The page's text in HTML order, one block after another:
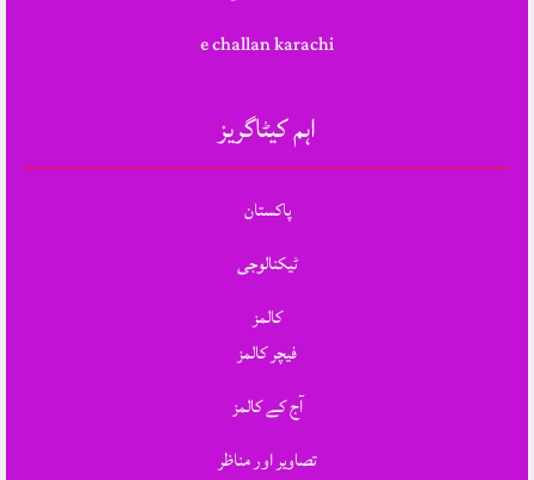
e challan karachi
اہم کیٹاگریز
پاکستان
ٹیکنالوجی
کالمز
فیچر کالمز
آج کے کالمز
تصاویر اور مناظر